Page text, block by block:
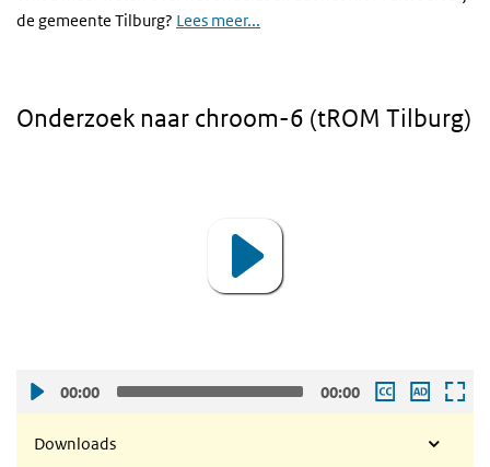
de gemeente Tilburg? Lees meer...
Onderzoek naar chroom-6 (tROM Tilburg)
00:00 00:00
Downloads